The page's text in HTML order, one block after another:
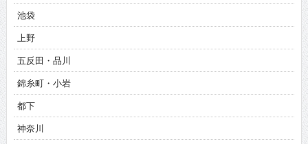
池袋
上野
五反田・品川
錦糸町・小岩
都下
神奈川